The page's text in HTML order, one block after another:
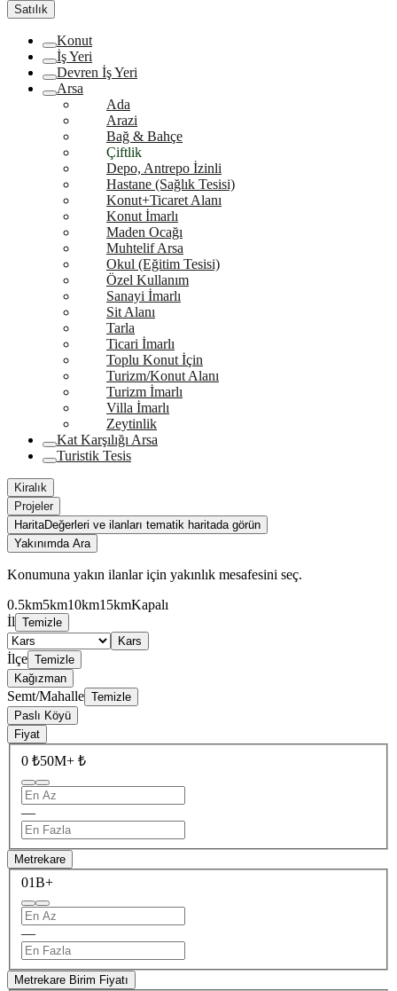
Satılık
Konut
İş Yeri
Devren İş Yeri
Arsa
Ada
Arazi
Bağ & Bahçe
Çiftlik
Depo, Antrepo İzinli
Hastane (Sağlık Tesisi)
Konut+Ticaret Alanı
Konut İmarlı
Maden Ocağı
Muhtelif Arsa
Okul (Eğitim Tesisi)
Özel Kullanım
Sanayi İmarlı
Sit Alanı
Tarla
Ticari İmarlı
Toplu Konut İçin
Turizm/Konut Alanı
Turizm İmarlı
Villa İmarlı
Zeytinlik
Kat Karşılığı Arsa
Turistik Tesis
Kiralık
Projeler
HaritaDeğerleri ve ilanları tematik haritada görün
Yakınımda Ara
Konumuna yakın ilanlar için yakınlık mesafesini seç.
0.5km5km10km15kmKapalı
İl Temizle
Kars
İlçe Temizle
Kağızman
Semt/Mahalle Temizle
Paslı Köyü
Fiyat
0 ₺50M+ ₺
—
Metrekare
01B+
—
Metrekare Birim Fiyatı